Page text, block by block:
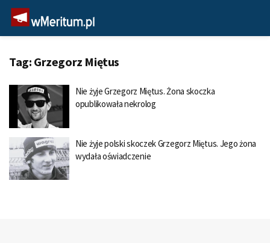
Tag: Grzegorz Miętus
Nie żyje Grzegorz Miętus. Żona skoczka
opublikowała nekrolog
Nie żyje polski skoczek Grzegorz Miętus. Jego żona
wydała oświadczenie